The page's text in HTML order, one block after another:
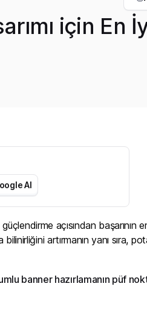
için En
AI
açısından başarının
bilinirliğini artırmanın yanı sıra,
banner hazırlamanın püf